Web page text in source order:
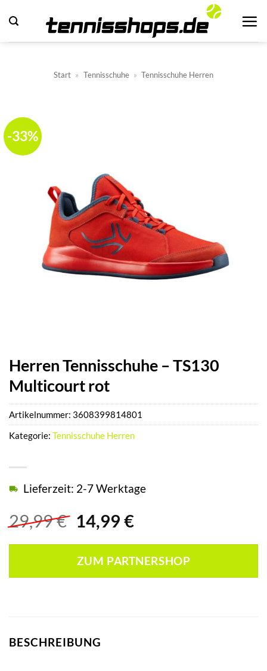
Inhalt
springen
Start » Tennisschuhe » Tennisschuhe Herren
-33%
Herren Tennisschuhe – TS130
Multicourt rot
29,99€ Ursprünglicher
war:
29,99 €
14,99 €Aktueller
ist:
14,99 €.
Lieferzeit: 2-7 Werktage
ZUM PARTNERSHOP
Artikelnummer: 3608399814801
Kategorie: Tennisschuhe Herren
BESCHREIBUNG